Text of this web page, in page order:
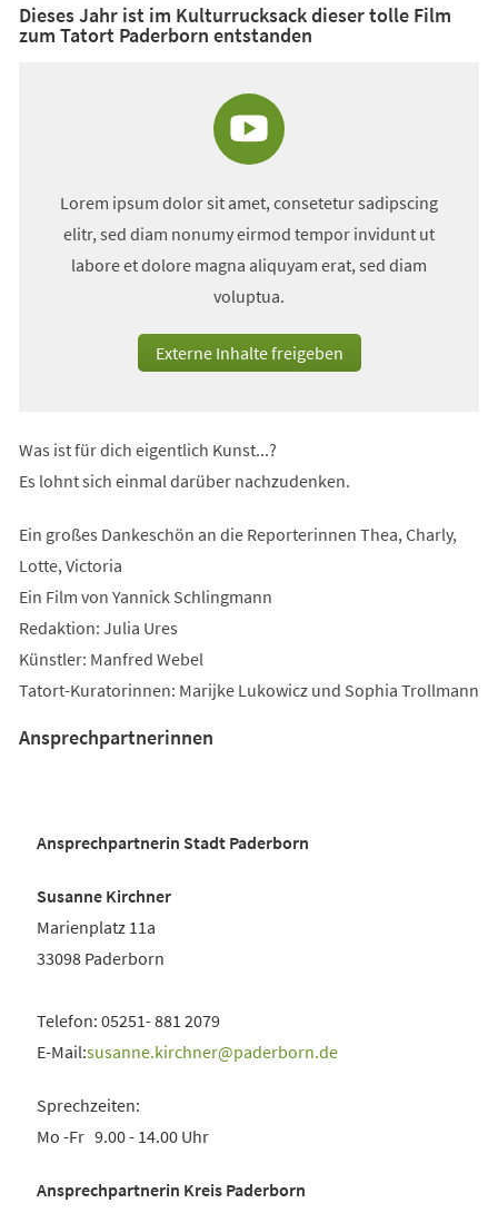
neuen
Tab)
Dieses Jahr ist im Kulturrucksack dieser tolle Film
zum Tatort Paderborn entstanden
Lorem ipsum dolor sit amet, consetetur sadipscing
elitr, sed diam nonumy eirmod tempor invidunt ut
labore et dolore magna aliquyam erat, sed diam
voluptua.
Externe Inhalte freigeben
Was ist für dich eigentlich Kunst...?
Es lohnt sich einmal darüber nachzudenken.
Ein großes Dankeschön an die Reporterinnen Thea, Charly,
Lotte, Victoria
Ein Film von Yannick Schlingmann
Redaktion: Julia Ures
Künstler: Manfred Webel
Tatort-Kuratorinnen: Marijke Lukowicz und Sophia Trollmann
Ansprechpartnerinnen
Ansprechpartnerin Stadt Paderborn
Susanne Kirchner
Marienplatz 11a
33098 Paderborn
Telefon: 05251- 881 2079
E-Mail:susanne.kirchner paderborn de
Sprechzeiten:
Mo -Fr 9.00 - 14.00 Uhr
Ansprechpartnerin Kreis Paderborn